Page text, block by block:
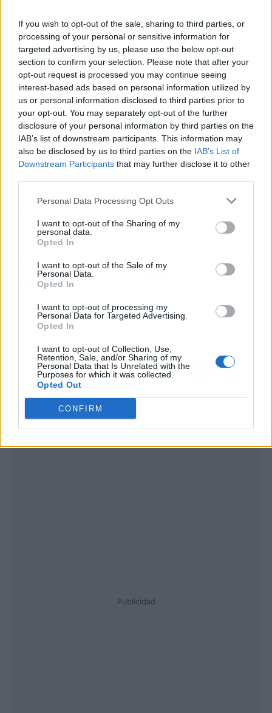
If you wish to opt-out of the sale, sharing to third parties, or
processing of your personal or sensitive information for
targeted advertising by us, please use the below opt-out
section to confirm your selection. Please note that after your
opt-out request is processed you may continue seeing
interest-based ads based on personal information utilized by
us or personal information disclosed to third parties prior to
your opt-out. You may separately opt-out of the further
disclosure of your personal information by third parties on the
IAB’s list of downstream participants. This information may
also be disclosed by us to third parties on the IAB’s List of
Downstream Participants that may further disclose it to other
Personal Data Processing Opt Outs
I want to opt-out of the Sharing of my
personal data.
Opted In
I want to opt-out of the Sale of my
Personal Data.
Opted In
I want to opt-out of processing my
Personal Data for Targeted Advertising.
Opted In
I want to opt-out of Collection, Use,
Retention, Sale, and/or Sharing of my
Personal Data that Is Unrelated with the
Purposes for which it was collected.
Opted Out
CONFIRM
(empresas B2B y personas B2C), generar clones
de los clientes actuales, conocer la oferta
comercial de la competencia y definir los
mercados dónde operar.
La agencia demarketingdigital, además de
localizar e identificar a usuarios y prospectos
también contribuye a ampliar tanto las bases de
datos del consumidor final como de las
empresas y a optimizar el sistema de
cobranzas, entre otras cosas. XY Marketing, en
definitiva, aporta un caudal informativo,
actualizado y geográfico que incentiva a una
toma de decisiones eficaces.
Artículo anterior
Raúl Nogales presenta
'La Montaña más
pico nuevo en su trilogía
Némesis
Artículo siguiente
El Colegio Sagrado
educación inclusiva
Publicidad